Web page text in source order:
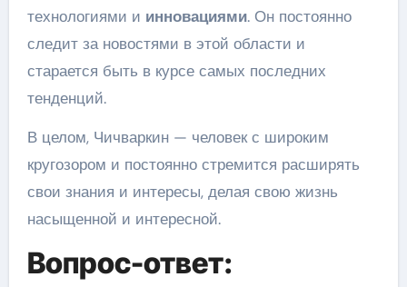
технологиями и инновациями. Он постоянно
следит за новостями в этой области и
старается быть в курсе самых последних
тенденций.
В целом, Чичваркин — человек с широким
кругозором и постоянно стремится расширять
свои знания и интересы, делая свою жизнь
насыщенной и интересной.
Вопрос-ответ: